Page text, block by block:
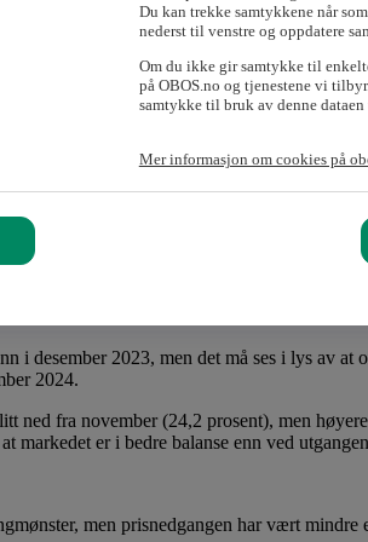
til desember 2024. Hun tror prisene i Oslo
holdt seg på et høyt nivå gjennom året.
årene.
i desember, og 67 617 kroner på
i sentrum nord (Gamle Oslo,
og Alna) på 66 300 kroner.
i desember 2023, men det må ses i lys av
2024.
ned fra november (24,2 prosent), men
markedet er i bedre balanse enn ved
men prisnedgangen har vært
Du kan trekke samtykkene når
nederst til venstre og oppdatere
Om du ikke gir samtykke til
på OBOS.no og tjenestene vi
samtykke til bruk av denne dataen
Mer informasjon om cookies på